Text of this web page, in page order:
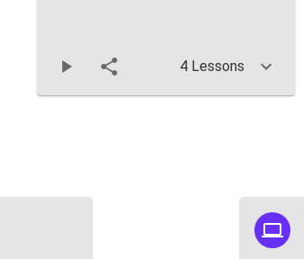
4 Lessons